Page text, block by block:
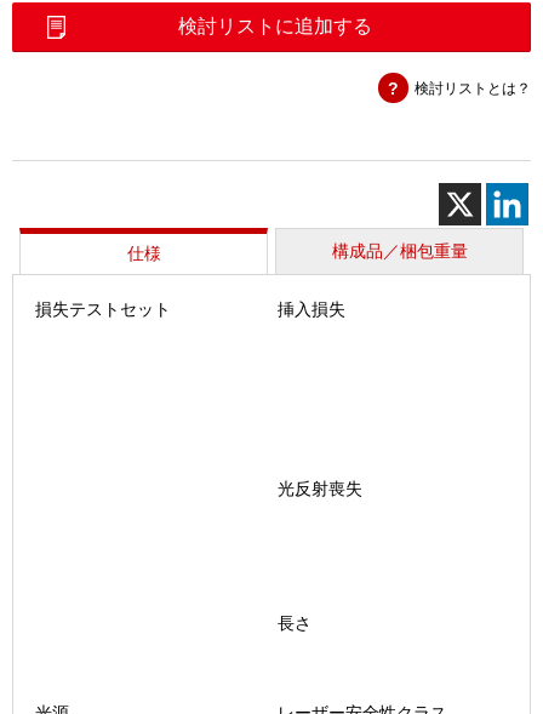
検討リストに追加する
検討リストとは？
仕様 構成品／梱包重量
損失テストセット 挿入損失
光反射喪失
長さ